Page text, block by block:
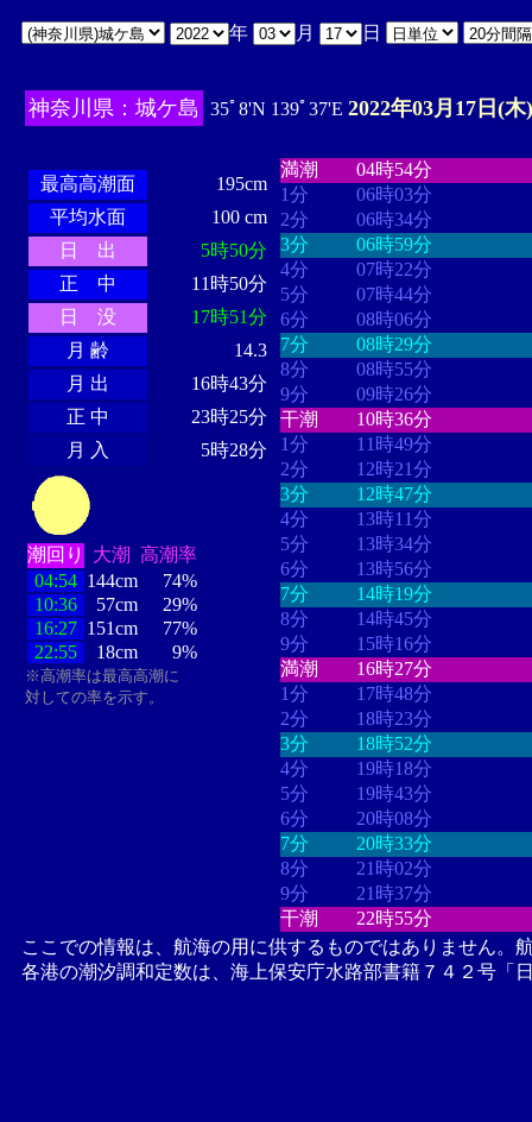
年 月 日
神奈川県：城ケ島 35ﾟ8'N 139ﾟ37'E 2022年03月17日(木)
最高高潮面
195cm
平均水面
100 cm
日 出
5時50分
正 中
11時50分
日 没
17時51分
月 齢
14.3
月 出
16時43分
正 中
23時25分
月 入
5時28分
潮回り 大潮 高潮率
04:54 144cm
74%
10:36
57cm
29%
16:27 151cm
77%
22:55
18cm 9%
※高潮率は最高高潮に
対しての率を示す。
満潮
04時54分
1分
06時03分
2分
06時34分
3分
06時59分
4分
07時22分
5分
07時44分
6分
08時06分
7分
08時29分
8分
08時55分
9分
09時26分
干潮
10時36分
1分
11時49分
2分
12時21分
3分
12時47分
4分
13時11分
5分
13時34分
6分
13時56分
7分
14時19分
8分
14時45分
9分
15時16分
満潮
16時27分
1分
17時48分
2分
18時23分
3分
18時52分
4分
19時18分
5分
19時43分
6分
20時08分
7分
20時33分
8分
21時02分
9分
21時37分
干潮
22時55分
ここでの情報は、航海の用に供するものではありません。
各港の潮汐調和定数は、海上保安庁水路部書籍７４２号「